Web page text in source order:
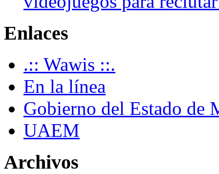
Enlaces
.:: Wawis ::.
En la línea
Gobierno del Estado de
UAEM
Archivos